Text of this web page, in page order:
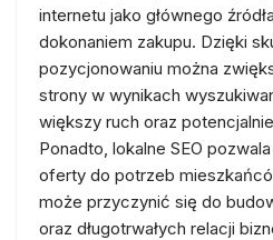
internetu jako głównego
dokonaniem zakupu. Dzięki
pozycjonowaniu można
strony w wynikach
większy ruch oraz
Ponadto, lokalne SEO
oferty do potrzeb
może przyczynić się do
oraz długotrwałych relacji